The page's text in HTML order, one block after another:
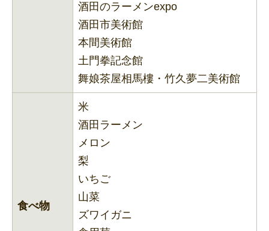
酒田のラーメンexpo
酒田市美術館
本間美術館
土門拳記念館
舞娘茶屋相馬樓・竹久夢二美術館
食べ物
米
酒田ラーメン
メロン
梨
いちご
山菜
ズワイガニ